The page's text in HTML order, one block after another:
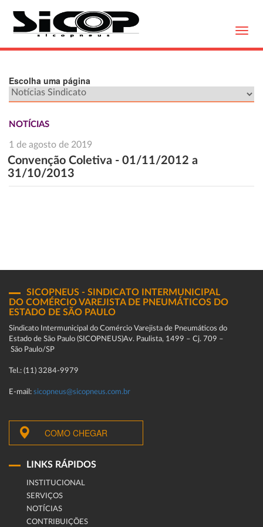
Escolha uma página
NOTÍCIAS
1 de agosto de 2019
Convenção Coletiva - 01/11/2012 a
31/10/2013
SICOPNEUS - SINDICATO INTERMUNICIPAL
DO COMÉRCIO VAREJISTA DE PNEUMÁTICOS DO
ESTADO DE SÃO PAULO
Sindicato Intermunicipal do Comércio Varejista de Pneumáticos do
Estado de São Paulo (SICOPNEUS)Av. Paulista, 1499 – Cj. 709 –
São Paulo/SP
Tel.: (11) 3284-9979
E-mail: sicopneus@sicopneus.com.br
COMO CHEGAR
LINKS RÁPIDOS
INSTITUCIONAL
SERVIÇOS
NOTÍCIAS
CONTRIBUIÇÕES